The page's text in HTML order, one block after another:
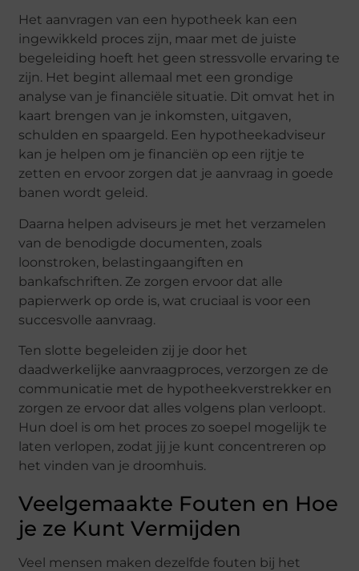
Het aanvragen van een hypotheek kan een
ingewikkeld proces zijn, maar met de juiste
begeleiding hoeft het geen stressvolle ervaring te
zijn. Het begint allemaal met een grondige
analyse van je financiële situatie. Dit omvat het in
kaart brengen van je inkomsten, uitgaven,
schulden en spaargeld. Een hypotheekadviseur
kan je helpen om je financiën op een rijtje te
zetten en ervoor zorgen dat je aanvraag in goede
banen wordt geleid.
Daarna helpen adviseurs je met het verzamelen
van de benodigde documenten, zoals
loonstroken, belastingaangiften en
bankafschriften. Ze zorgen ervoor dat alle
papierwerk op orde is, wat cruciaal is voor een
succesvolle aanvraag.
Ten slotte begeleiden zij je door het
daadwerkelijke aanvraagproces, verzorgen ze de
communicatie met de hypotheekverstrekker en
zorgen ze ervoor dat alles volgens plan verloopt.
Hun doel is om het proces zo soepel mogelijk te
laten verlopen, zodat jij je kunt concentreren op
het vinden van je droomhuis.
Veelgemaakte Fouten en Hoe
je ze Kunt Vermijden
Veel mensen maken dezelfde fouten bij het